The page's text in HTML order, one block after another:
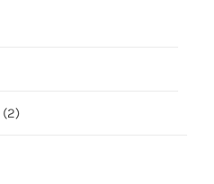
(2)